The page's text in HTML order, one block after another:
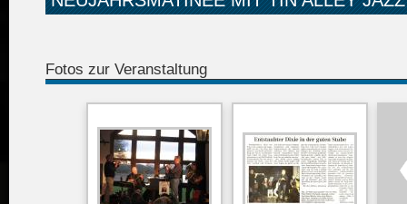
Fotos zur Veranstaltung